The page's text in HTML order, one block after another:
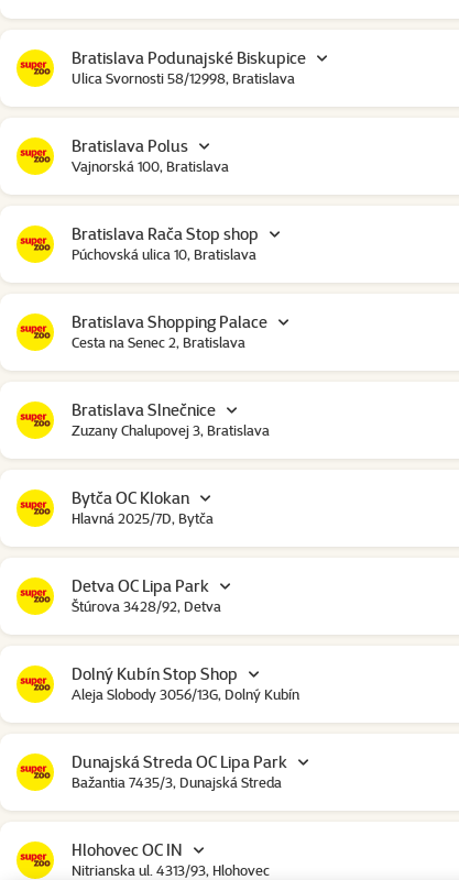
Bratislava Podunajské Biskupice
Ulica Svornosti 58/12998, Bratislava
Bratislava Polus
Vajnorská 100, Bratislava
Bratislava Rača Stop shop
Púchovská ulica 10, Bratislava
Bratislava Shopping Palace
Cesta na Senec 2, Bratislava
Bratislava Slnečnice
Zuzany Chalupovej 3, Bratislava
Bytča OC Klokan
Hlavná 2025/7D, Bytča
Detva OC Lipa Park
Štúrova 3428/92, Detva
Dolný Kubín Stop Shop
Aleja Slobody 3056/13G, Dolný Kubín
Dunajská Streda OC Lipa Park
Bažantia 7435/3, Dunajská Streda
Hlohovec OC IN
Nitrianska ul. 4313/93, Hlohovec